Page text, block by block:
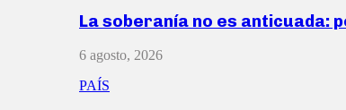
La soberanía no es anticuada:
6 agosto, 2026
PAÍS